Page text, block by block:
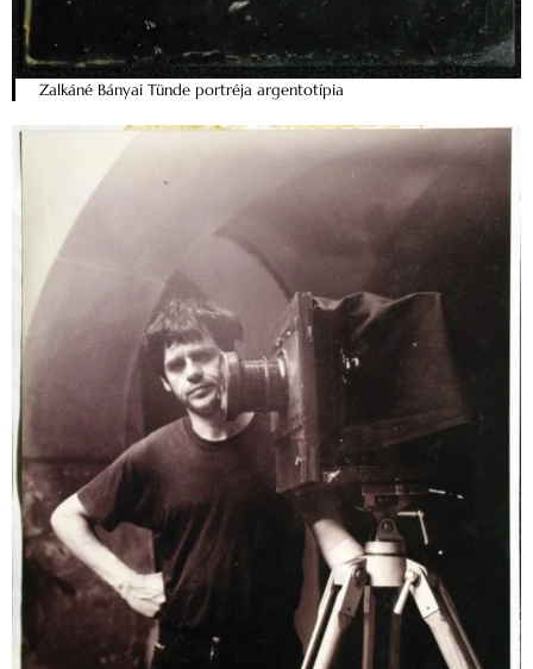
Zalkáné Bányai Tünde portréja argentotípia